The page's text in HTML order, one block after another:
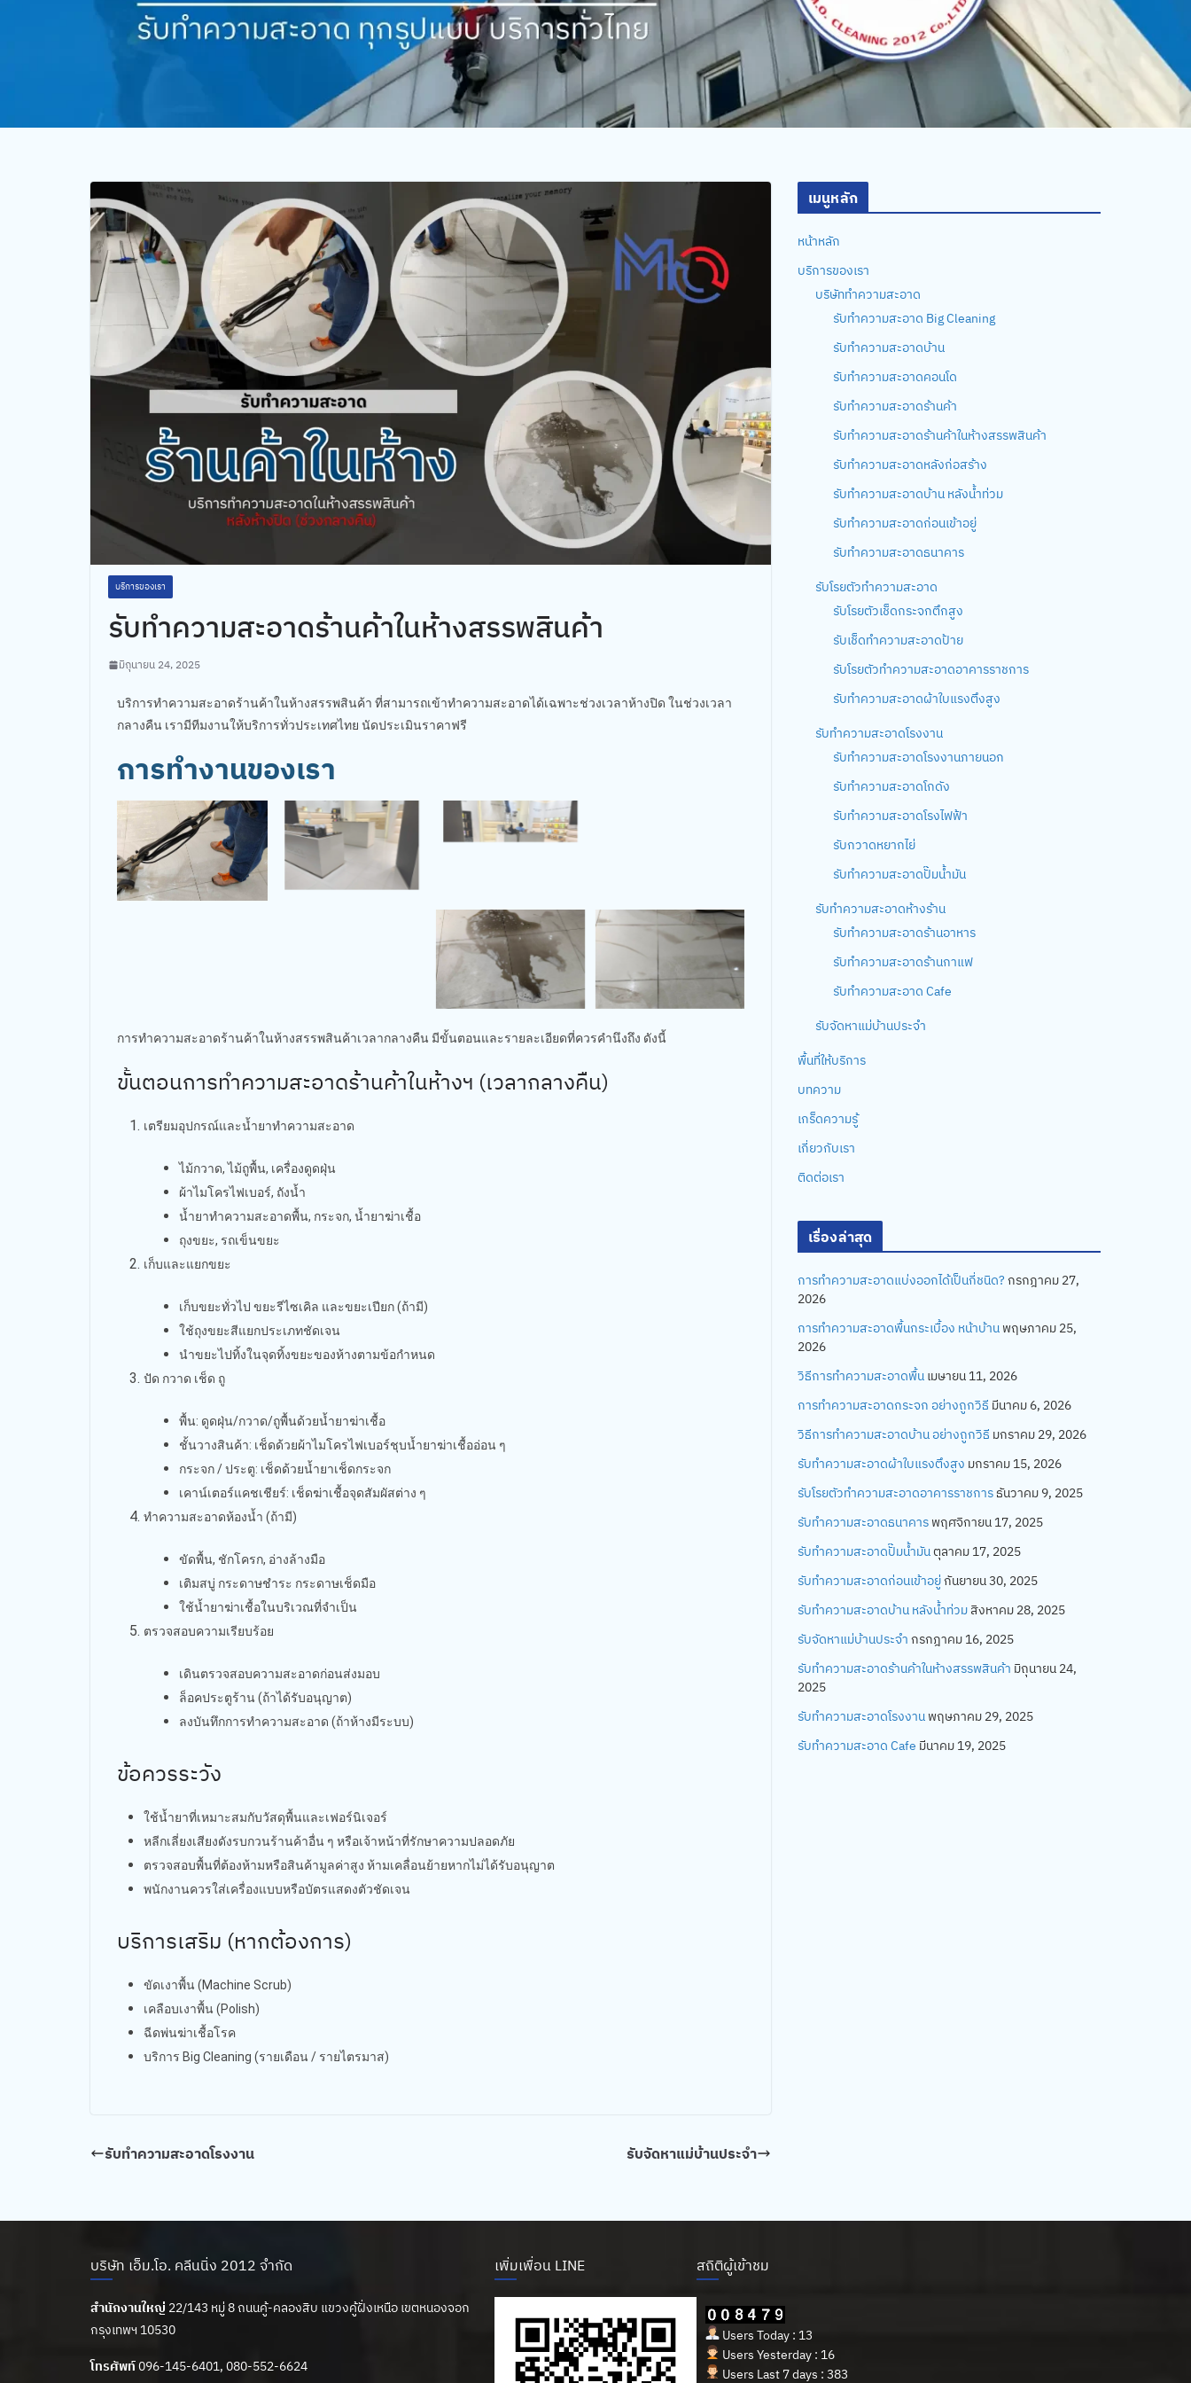
บริการของเรา
รับทำความสะอาดร้านค้าในห้างสรรพสินค้า
มิถุนายน 24, 2025
บริการทำความสะอาดร้านค้าในห้างสรรพสินค้า ที่สามารถเข้าทำความสะอาดได้เฉพาะช่วงเวลาห้างปิด ในช่วงเวลา
กลางคืน เรามีทีมงานให้บริการทั่วประเทศไทย นัดประเมินราคาฟรี
การทำงานของเรา
การทำความสะอาดร้านค้าในห้างสรรพสินค้าเวลากลางคืน มีขั้นตอนและรายละเอียดที่ควรคำนึงถึง ดังนี้
ขั้นตอนการทำความสะอาดร้านค้าในห้างฯ (เวลากลางคืน)
เตรียมอุปกรณ์และน้ำยาทำความสะอาด
ไม้กวาด, ไม้ถูพื้น, เครื่องดูดฝุ่น
ผ้าไมโครไฟเบอร์, ถังน้ำ
น้ำยาทำความสะอาดพื้น, กระจก, น้ำยาฆ่าเชื้อ
ถุงขยะ, รถเข็นขยะ
เก็บและแยกขยะ
เก็บขยะทั่วไป ขยะรีไซเคิล และขยะเปียก (ถ้ามี)
ใช้ถุงขยะสีแยกประเภทชัดเจน
นำขยะไปทิ้งในจุดทิ้งขยะของห้างตามข้อกำหนด
ปัด กวาด เช็ด ถู
พื้น: ดูดฝุ่น/กวาด/ถูพื้นด้วยน้ำยาฆ่าเชื้อ
ชั้นวางสินค้า: เช็ดด้วยผ้าไมโครไฟเบอร์ชุบน้ำยาฆ่าเชื้ออ่อน ๆ
กระจก / ประตู: เช็ดด้วยน้ำยาเช็ดกระจก
เคาน์เตอร์แคชเชียร์: เช็ดฆ่าเชื้อจุดสัมผัสต่าง ๆ
ทำความสะอาดห้องน้ำ (ถ้ามี)
ขัดพื้น, ชักโครก, อ่างล้างมือ
เติมสบู่ กระดาษชำระ กระดาษเช็ดมือ
ใช้น้ำยาฆ่าเชื้อในบริเวณที่จำเป็น
ตรวจสอบความเรียบร้อย
เดินตรวจสอบความสะอาดก่อนส่งมอบ
ล็อคประตูร้าน (ถ้าได้รับอนุญาต)
ลงบันทึกการทำความสะอาด (ถ้าห้างมีระบบ)
ข้อควรระวัง
ใช้น้ำยาที่เหมาะสมกับวัสดุพื้นและเฟอร์นิเจอร์
หลีกเลี่ยงเสียงดังรบกวนร้านค้าอื่น ๆ หรือเจ้าหน้าที่รักษาความปลอดภัย
ตรวจสอบพื้นที่ต้องห้ามหรือสินค้ามูลค่าสูง ห้ามเคลื่อนย้ายหากไม่ได้รับอนุญาต
พนักงานควรใส่เครื่องแบบหรือบัตรแสดงตัวชัดเจน
บริการเสริม (หากต้องการ)
ขัดเงาพื้น (Machine Scrub)
เคลือบเงาพื้น (Polish)
ฉีดพ่นฆ่าเชื้อโรค
บริการ Big Cleaning (รายเดือน / รายไตรมาส)
รับทำความสะอาดโรงงาน รับจัดหาแม่บ้านประจำ
เมนูหลัก
หน้าหลัก
บริการของเรา
บริษัททำความสะอาด
รับทำความสะอาด Big Cleaning
รับทำความสะอาดบ้าน
รับทำความสะอาดคอนโด
รับทำความสะอาดร้านค้า
รับทำความสะอาดร้านค้าในห้างสรรพสินค้า
รับทำความสะอาดหลังก่อสร้าง
รับทำความสะอาดบ้าน หลังน้ำท่วม
รับทำความสะอาดก่อนเข้าอยู่
รับทำความสะอาดธนาคาร
รับโรยตัวทำความสะอาด
รับโรยตัวเช็ดกระจกตึกสูง
รับเช็ดทำความสะอาดป้าย
รับโรยตัวทำความสะอาดอาคารราชการ
รับทำความสะอาดผ้าใบแรงตึงสูง
รับทำความสะอาดโรงงาน
รับทำความสะอาดโรงงานภายนอก
รับทำความสะอาดโกดัง
รับทำความสะอาดโรงไฟฟ้า
รับกวาดหยากไย่
รับทำความสะอาดปั๊มน้ำมัน
รับทำความสะอาดห้างร้าน
รับทำความสะอาดร้านอาหาร
รับทำความสะอาดร้านกาแฟ
รับทำความสะอาด Cafe
รับจัดหาแม่บ้านประจำ
พื้นที่ให้บริการ
บทความ
เกร็ดความรู้
เกี่ยวกับเรา
ติดต่อเรา
เรื่องล่าสุด
การทำความสะอาดแบ่งออกได้เป็นกี่ชนิด? กรกฎาคม 27,
2026
การทำความสะอาดพื้นกระเบื้อง หน้าบ้าน พฤษภาคม 25,
2026
วิธีการทำความสะอาดพื้น เมษายน 11, 2026
การทำความสะอาดกระจก อย่างถูกวิธี มีนาคม 6, 2026
วิธีการทำความสะอาดบ้าน อย่างถูกวิธี มกราคม 29, 2026
รับทำความสะอาดผ้าใบแรงตึงสูง มกราคม 15, 2026
รับโรยตัวทำความสะอาดอาคารราชการ ธันวาคม 9, 2025
รับทำความสะอาดธนาคาร พฤศจิกายน 17, 2025
รับทำความสะอาดปั๊มน้ำมันตุลาคม 17, 2025
รับทำความสะอาดก่อนเข้าอยู่กันยายน 30, 2025
รับทำความสะอาดบ้าน หลังน้ำท่วม สิงหาคม 28, 2025
รับจัดหาแม่บ้านประจำ กรกฎาคม 16, 2025
รับทำความสะอาดร้านค้าในห้างสรรพสินค้า มิถุนายน 24,
2025
รับทำความสะอาดโรงงาน พฤษภาคม 29, 2025
รับทำความสะอาด Cafe มีนาคม 19, 2025
บริษัท เอ็ม.โอ. คลีนนิ่ง 2012 จำกัด
สำนักงานใหญ่ 22/143 หมู่ 8 ถนนคู้-คลองสิบ แขวงคู้ฝั่งเหนือ เขตหนองจอก
กรุงเทพฯ 10530
โทรศัพท์096-145-6401, 080-552-6624
เพิ่มเพื่อน LINE สถิติผู้เข้าชม
Users Today : 13
Users Yesterday : 16
Users Last 7 days : 383